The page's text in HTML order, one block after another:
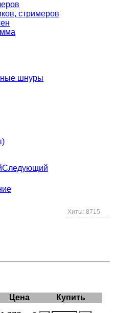
стримеров
шнуры
Следующий
Хиты: 8715
Цена Купить